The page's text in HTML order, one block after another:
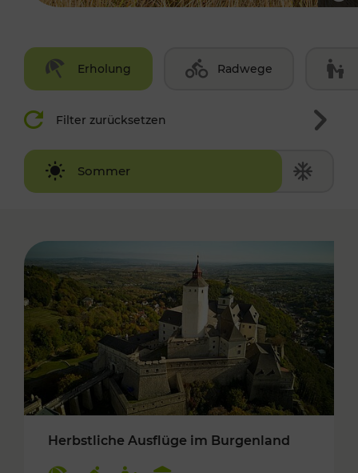
Erholung Radwege
Filter zurücksetzen
Sommer
Winter
Herbstliche Ausflüge im Burgenland